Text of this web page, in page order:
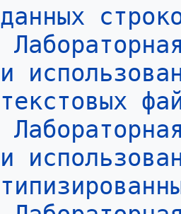
данных
и
текстовых
и